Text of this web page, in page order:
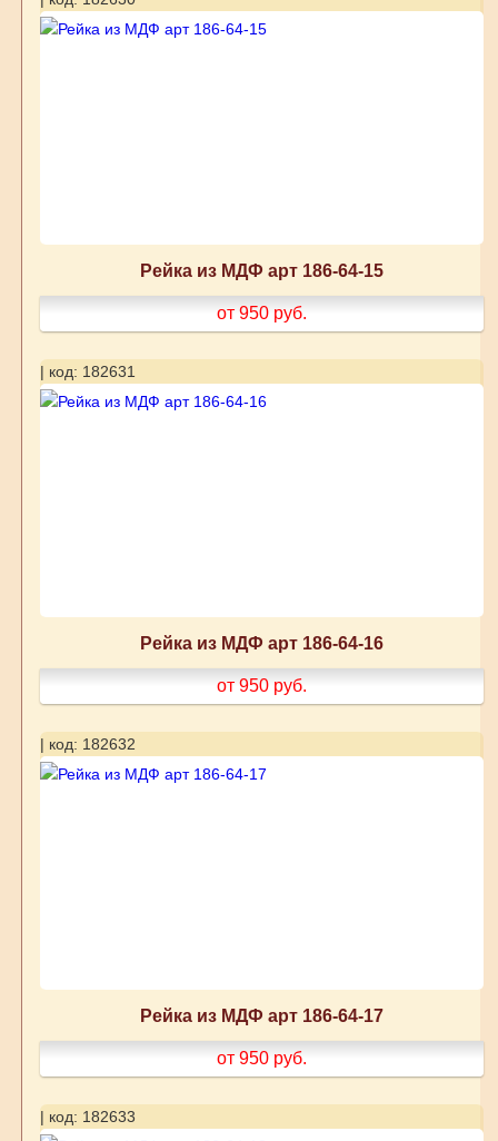
Рейка из МДФ арт 186-64-15
от 950 руб.
| код: 182631
Рейка из МДФ арт 186-64-16
от 950 руб.
| код: 182632
Рейка из МДФ арт 186-64-17
от 950 руб.
| код: 182633